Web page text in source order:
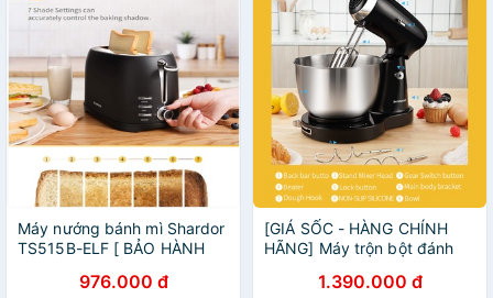
Máy nướng bánh mì Shardor
TS515B-ELF [ BẢO HÀNH
976.000 đ
[GIÁ SỐC - HÀNG CHÍNH
HÃNG] Máy trộn bột đánh
808-ELF (Công suất 350W)
1.390.000 đ